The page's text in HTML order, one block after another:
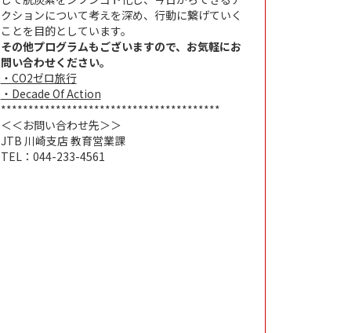
クションについて考えを深め、行動に繋げていく
ことを目的としています。
その他プログラムもございますので、お気軽にお
問い合わせください。
・CO2ゼロ旅行
・Decade Of Action
****************************************
＜＜お問い合わせ先＞＞
JTB 川崎支店 教育営業課
TEL：044-233-4561